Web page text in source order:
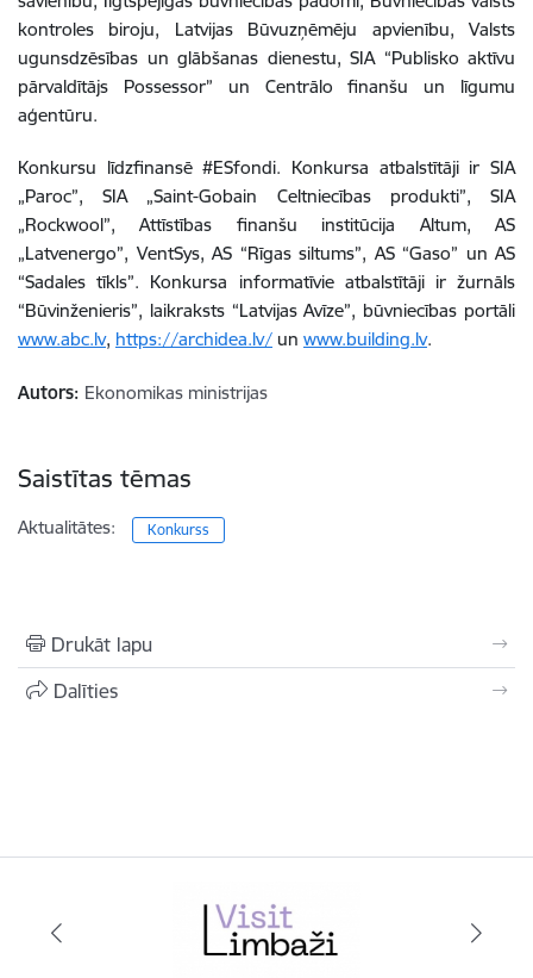
kontroles biroju, Latvijas Būvuzņēmēju apvienību, Valsts
ugunsdzēsības un glābšanas dienestu, SIA “Publisko aktīvu
pārvaldītājs Possessor” un Centrālo finanšu un līgumu
aģentūru.
Konkursu līdzfinansē #ESfondi. Konkursa atbalstītāji ir SIA
„Paroc”, SIA „Saint-Gobain Celtniecības produkti”, SIA
„Rockwool”, Attīstības finanšu institūcija Altum, AS
„Latvenergo”, VentSys, AS “Rīgas siltums”, AS “Gaso” un AS
“Sadales tīkls”. Konkursa informatīvie atbalstītāji ir žurnāls
“Būvinženieris”, laikraksts “Latvijas Avīze”, būvniecības portāli
www.abc.lv, https://archidea.lv/ un www.building.lv.
Autors: Ekonomikas ministrijas
Saistītas tēmas
Aktualitātes: Konkurss
Drukāt lapu
Dalīties